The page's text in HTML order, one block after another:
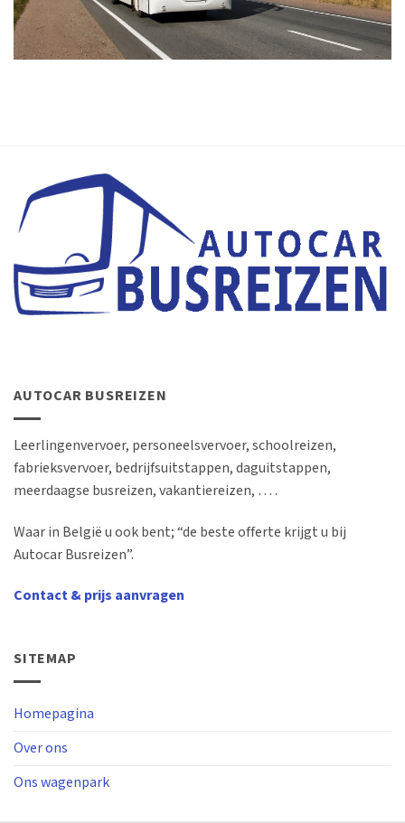
AUTOCAR BUSREIZEN
Leerlingenvervoer, personeelsvervoer, schoolreizen,
fabrieksvervoer, bedrijfsuitstappen, daguitstappen,
meerdaagse busreizen, vakantiereizen, … .
Waar in België u ook bent; “de beste offerte krijgt u bij
Autocar Busreizen”.
Contact & prijs aanvragen
SITEMAP
Homepagina
Over ons
Ons wagenpark